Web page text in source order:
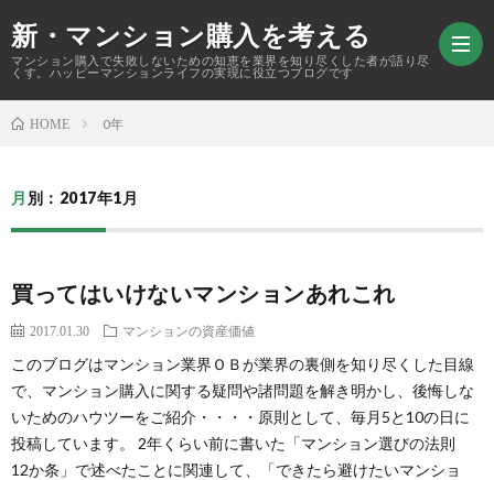
新・マンション購入を考える
マンション購入で失敗しないための知恵を業界を知り尽くした者が語り尽
くす。ハッピーマンションライフの実現に役立つブログです
ド
シ
産
マ
HOME 0年
月別：2017年1月
買ってはいけないマンションあれこれ
2017.01.30 マンションの資産価値
このブログはマンション業界ＯＢが業界の裏側を知り尽くした目線
で、マンション購入に関する疑問や諸問題を解き明かし、後悔しな
いためのハウツーをご紹介・・・・原則として、毎月5と10の日に
投稿しています。 2年くらい前に書いた「マンション選びの法則
12か条」で述べたことに関連して、「できたら避けたいマンショ